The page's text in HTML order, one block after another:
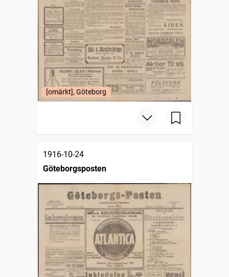
[omärkt], Göteborg
1916-10-24
Göteborgsposten